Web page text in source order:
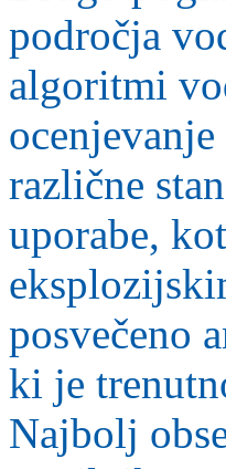
področja
algoritmi
različne
uporabe,
posvečeno
ki je
Najbolj